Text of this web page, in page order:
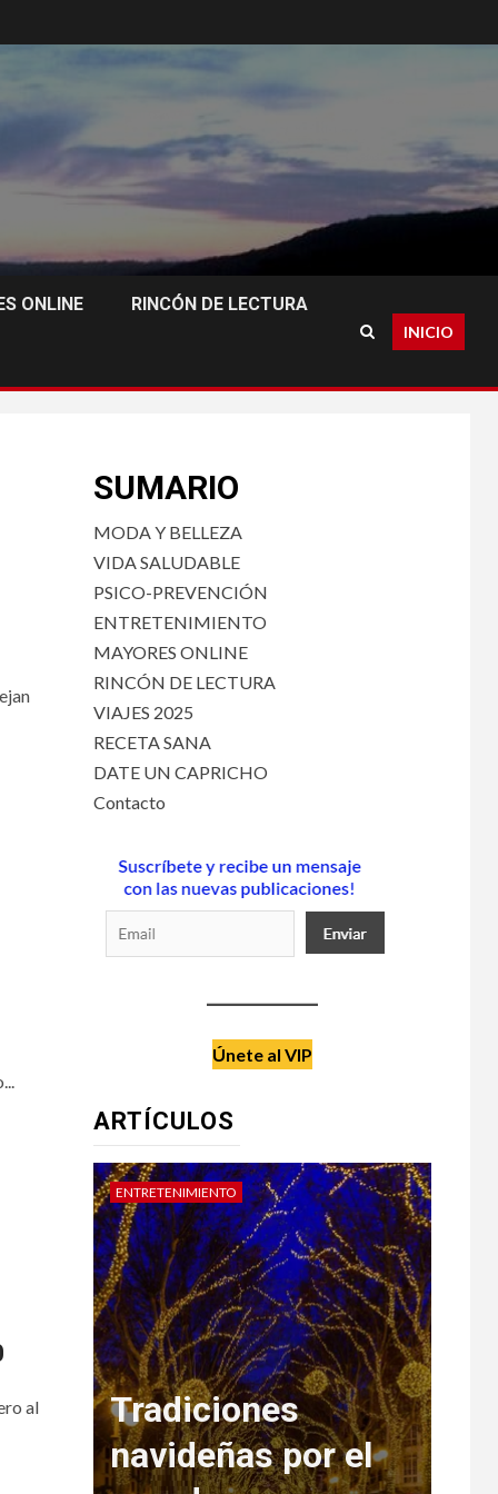
ONLINE RINCÓN DE LECTURA
INICIO
al
SUMARIO
MODA Y BELLEZA
VIDA SALUDABLE
PSICO-PREVENCIÓN
ENTRETENIMIENTO
MAYORES ONLINE
RINCÓN DE LECTURA
VIAJES 2025
RECETA SANA
DATE UN CAPRICHO
Contacto
Únete al VIP
ARTÍCULOS
DATE UN CAPRICHO